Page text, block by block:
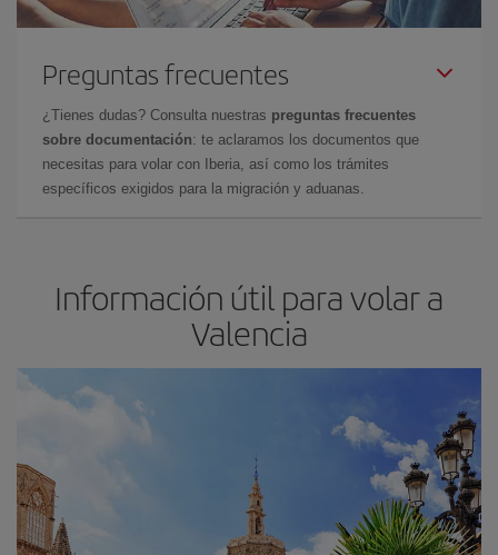
Preguntas frecuentes
¿Tienes dudas? Consulta nuestras preguntas frecuentes
sobre documentación: te aclaramos los documentos que
necesitas para volar con Iberia, así como los trámites
específicos exigidos para la migración y aduanas.
Información útil para volar a
Valencia